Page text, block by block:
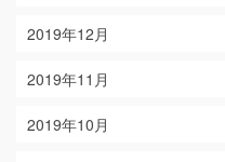
2019年12月
2019年11月
2019年10月